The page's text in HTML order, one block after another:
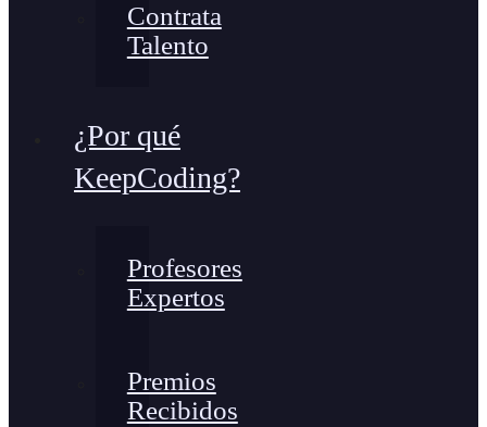
Contrata
Talento
¿Por qué
KeepCoding?
Profesores
Expertos
Premios
Recibidos